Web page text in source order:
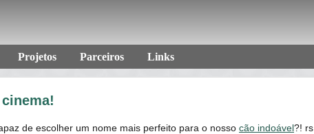
Projetos Parceiros Links
de escolher um nome mais perfeito para o nosso cão indoável?! rs